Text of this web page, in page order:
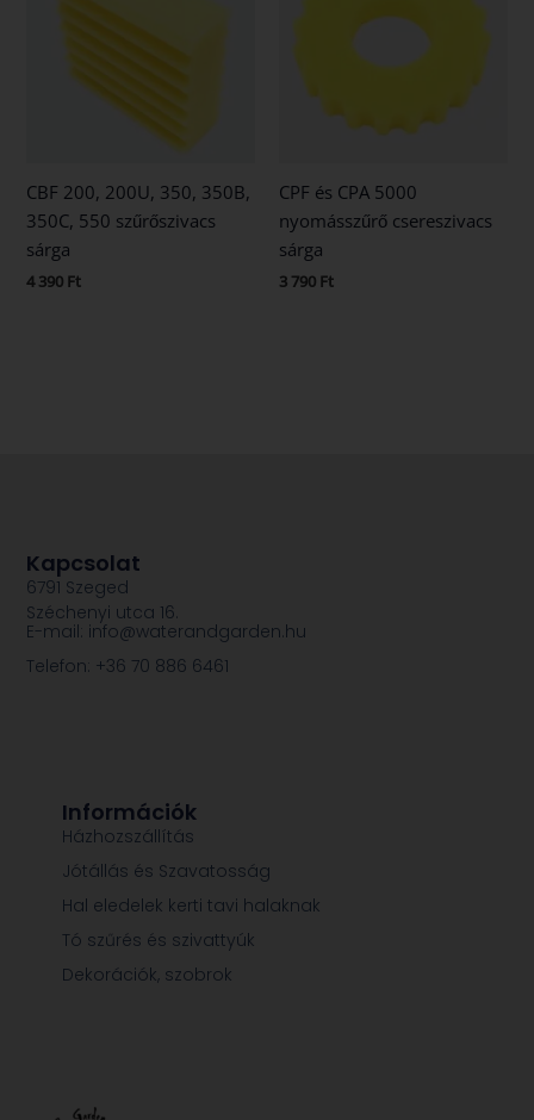
CBF 200, 200U, 350, 350B,
350C, 550 szűrőszivacs
sárga
4 390 Ft
CPF és CPA 5000
nyomásszűrő csereszivacs
sárga
3 790 Ft
Információk
Házhozszállítás
Jótállás és Szavatosság
Hal eledelek kerti tavi halaknak
Tó szűrés és szivattyúk
Dekorációk, szobrok
Kapcsolat
6791 Szeged
Széchenyi utca 16.
E-mail: info@waterandgarden.hu
Telefon: +36 70 886 6461